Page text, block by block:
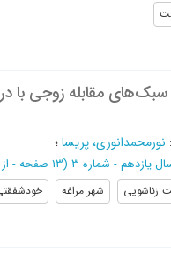
مقابله زوجی با
: نورمحمدانوری، پریسا؛
(‎13 صفحه - از 46 تا 58
زناشویی شهر مراغه